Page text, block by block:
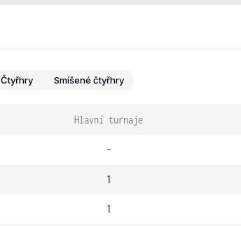
Čtyřhry Smíšené čtyřhry
Hlavní turnaje
-
1
1